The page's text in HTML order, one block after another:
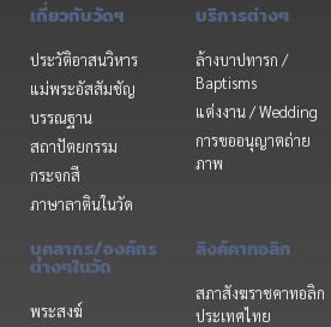
เกี่ยวกับวัดฯ
ประวัติอาสนวิหาร
แม่พระอัสสัมชัญ
บรรณฐาน
สถาปัตยกรรม
กระจกสี
ภาษาลาตินในวัด
บริการต่างๆ
ล้างบาปทารก /
Baptisms
แต่งงาน / Wedding
การขออนุญาตถ่าย
ภาพ
บุคลากร/องค์กร
ต่างๆในวัด
พระสงฆ์
ลิงค์คาทอลิก
สภาสังฆราชคาทอลิก
ประเทศไทย